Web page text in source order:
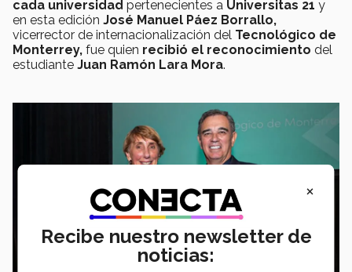
cada universidad pertenecientes a Universitas 21 y
en esta edición José Manuel Páez Borrallo,
vicerrector de internacionalización del Tecnológico de
Monterrey, fue quien recibió el reconocimiento del
estudiante Juan Ramón Lara Mora.
×
Recibe nuestro newsletter de
noticias: